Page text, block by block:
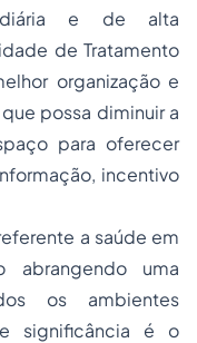
diária e de alta
de Tratamento
organização e
possa diminuir a
para oferecer
incentivo
a saúde em
abrangendo uma
os ambientes
significância é o